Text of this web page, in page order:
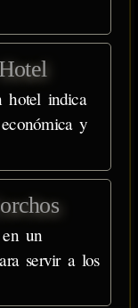
hotel indica
y
un
servir a los